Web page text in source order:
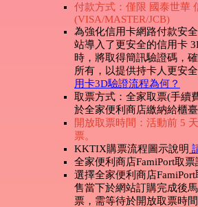
付款方式：僅限 國泰世華
(VISA/MASTER/JCB)
為強化信用卡網路付款安
站導入了更安全的信用卡
時，將取得簡訊驗證碼，
所有，以提供持卡人更安
用卡3D驗證流程為何？
取票方式：全家取票(手續
於全家便利商店繳納給櫃
開放取票時間：活動前 5
票。
KKTIX購票流程圖示說明
全家便利商店FamiPort取票
選擇全家便利商店
售當下於網站訂購完成後
票，需等待於開放取票時